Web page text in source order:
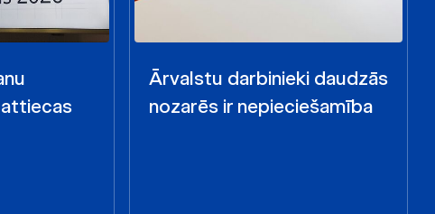
Ārvalstu darbinieki daudzās
nozarēs ir nepieciešamība